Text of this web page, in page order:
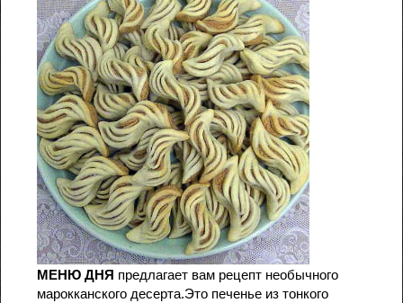
МЕНЮ ДНЯ предлагает вам рецепт необычного
марокканского десерта.Это печенье из тонкого